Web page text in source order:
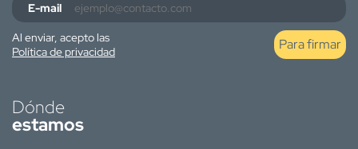
E-mail
Al enviar, acepto las
Política de privacidad
Para firmar
Dónde
estamos